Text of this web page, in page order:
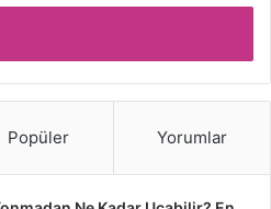
Popüler Yorumlar